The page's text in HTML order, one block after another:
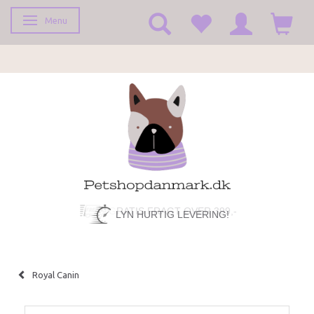
Toggle navigation
Menu
LYN HURTIG LEVERING!
Royal Canin